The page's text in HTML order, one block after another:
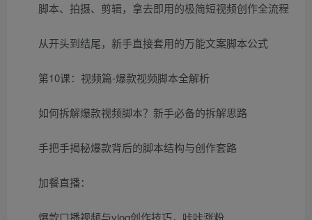
脚本、拍摄、剪辑，拿去即用的极简短视频创作全流程
从开头到结尾，新手直接套用的万能文案脚本公式
第10课：视频篇-爆款视频脚本全解析
如何拆解爆款视频脚本？新手必备的拆解思路
手把手揭秘爆款背后的脚本结构与创作套路
加餐直播：